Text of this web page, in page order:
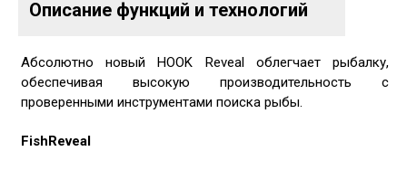
Описание функций и технологий
Абсолютно новый HOOK Reveal облегчает рыбалку,
обеспечивая высокую производительность с
проверенными инструментами поиска рыбы.
FishReveal